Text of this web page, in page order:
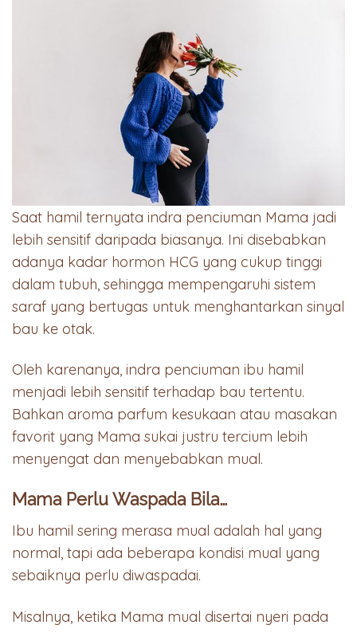
Saat hamil ternyata indra penciuman Mama jadi
lebih sensitif daripada biasanya. Ini disebabkan
adanya kadar hormon HCG yang cukup tinggi
dalam tubuh, sehingga mempengaruhi sistem
saraf yang bertugas untuk menghantarkan sinyal
bau ke otak.
Oleh karenanya, indra penciuman ibu hamil
menjadi lebih sensitif terhadap bau tertentu.
Bahkan aroma parfum kesukaan atau masakan
favorit yang Mama sukai justru tercium lebih
menyengat dan menyebabkan mual.
Mama Perlu Waspada Bila…
Ibu hamil sering merasa mual adalah hal yang
normal, tapi ada beberapa kondisi mual yang
sebaiknya perlu diwaspadai.
Misalnya, ketika Mama mual disertai nyeri pada